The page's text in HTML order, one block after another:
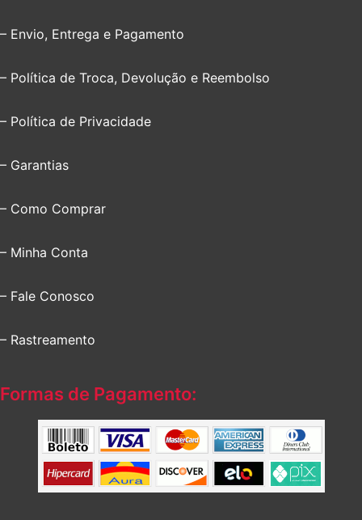
– Envio, Entrega e Pagamento
– Política de Troca, Devolução e Reembolso
– Política de Privacidade
– Garantias
– Como Comprar
– Minha Conta
– Fale Conosco
– Rastreamento
Formas de Pagamento: